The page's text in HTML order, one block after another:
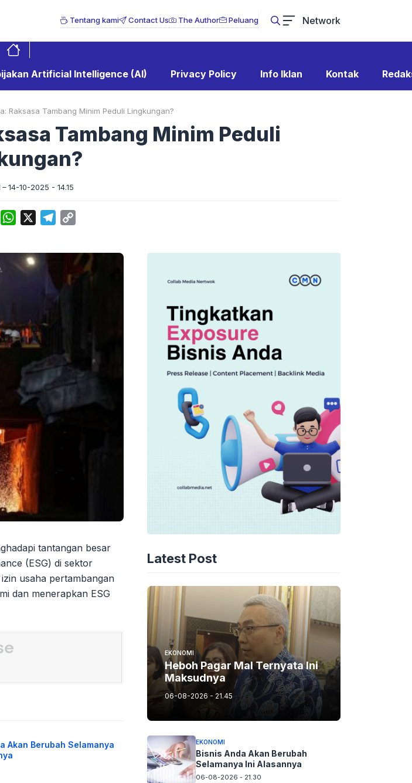
Tentang kami Contact Us The Author Peluang Network
Artificial Intelligence (AI) Privacy Policy Info Iklan Kontak
Raksasa Tambang Minim Peduli Lingkungan?
Tambang Minim Peduli
14-10-2025 - 14.15
TwitterWhatsApp Telegram
tantangan besar
(ESG) di sektor
usaha pertambangan
dan menerapkan ESG
Akan Berubah Selamanya
Latest Post
EKONOMI
Heboh Pagar Mal Ternyata Ini
Maksudnya
06-08-2026 - 21.45
EKONOMI
Bisnis Anda Akan Berubah
Selamanya Ini Alasannya
06-08-2026 - 21.30